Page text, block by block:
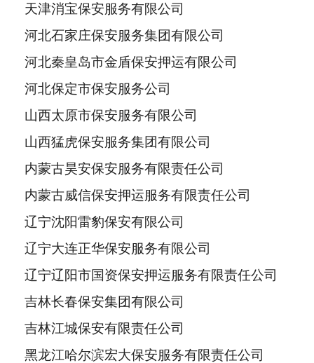
天津消宝保安服务有限公司
河北石家庄保安服务集团有限公司
河北秦皇岛市金盾保安押运有限公司
河北保定市保安服务公司
山西太原市保安服务有限公司
山西猛虎保安服务集团有限公司
内蒙古昊安保安服务有限责任公司
内蒙古威信保安押运服务有限责任公司
辽宁沈阳雷豹保安有限公司
辽宁大连正华保安服务有限公司
辽宁辽阳市国资保安押运服务有限责任公司
吉林长春保安集团有限公司
吉林江城保安有限责任公司
黑龙江哈尔滨宏大保安服务有限责任公司